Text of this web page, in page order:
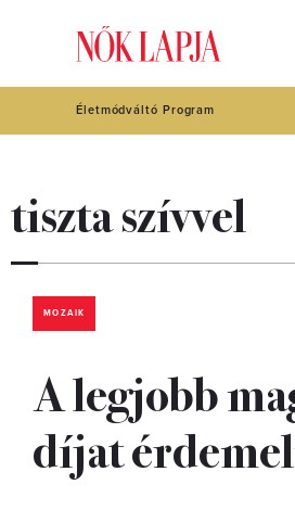
Életmódváltó Program
tiszta szívvel
MOZAIK
A legjobb
díjat